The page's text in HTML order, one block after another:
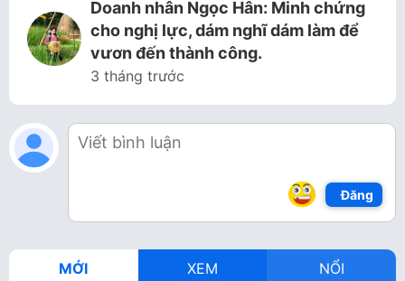
Doanh nhân Ngọc Hân: Minh chứng
cho nghị lực, dám nghĩ dám làm để
vươn đến thành công.
3 tháng trước
Đăng
MỚI XEM NỔI